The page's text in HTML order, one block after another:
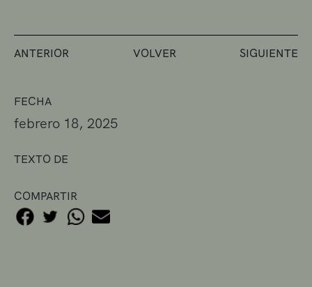
FECHA
febrero 18, 2025
TEXTO DE
COMPARTIR
ANTERIOR VOLVER SIGUIENTE